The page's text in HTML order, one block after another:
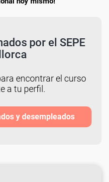
por el SEPE
encontrar el curso
a tu perfil.
y desempleados